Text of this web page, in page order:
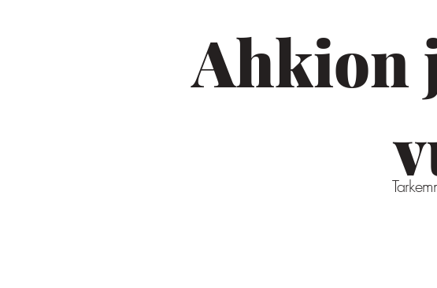
Ahkion